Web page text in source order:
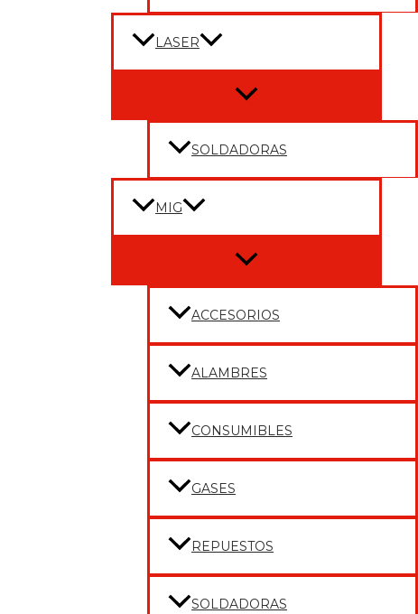
LASER
Menu
SOLDADORAS
MIG
Menu
ACCESORIOS
ALAMBRES
CONSUMIBLES
GASES
REPUESTOS
SOLDADORAS